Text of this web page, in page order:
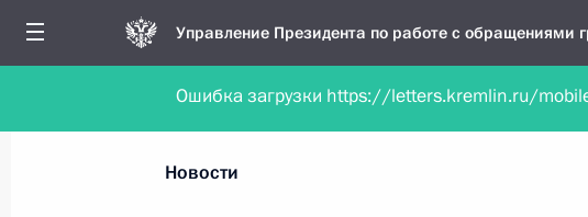
Управление Президента по работе с обращениями
Обратиться в форме электронного документа
Все новости
Новости
Ошибка загрузки https://letters.kremlin.ru/